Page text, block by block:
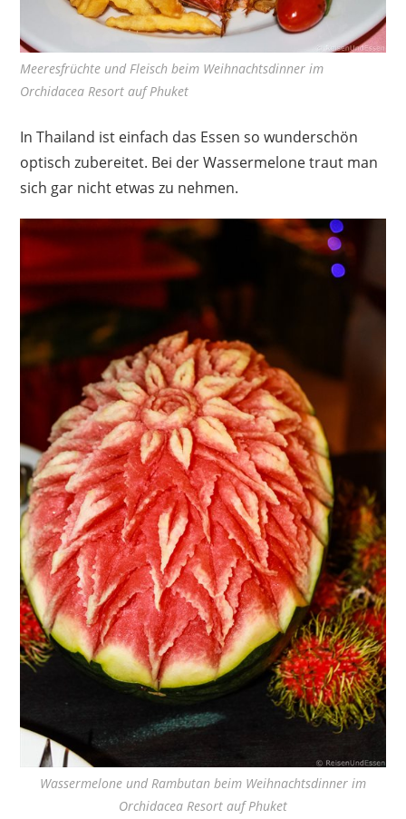
Meeresfrüchte und Fleisch beim Weihnachtsdinner im
Orchidacea Resort auf Phuket
In Thailand ist einfach das Essen so wunderschön
optisch zubereitet. Bei der Wassermelone traut man
sich gar nicht etwas zu nehmen.
Wassermelone und Rambutan beim Weihnachtsdinner im
Orchidacea Resort auf Phuket